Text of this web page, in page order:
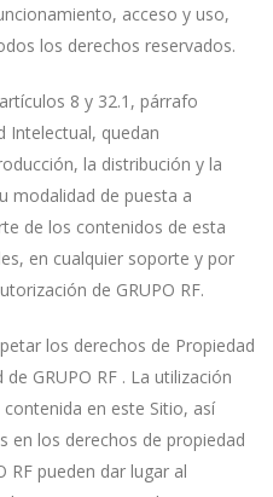
acceso y uso,
los derechos reservados.
8 y 32.1, párrafo
Intelectual, quedan
la distribución y la
modalidad de puesta a
de los contenidos de esta
en cualquier soporte y por
de GRUPO RF.
los derechos de Propiedad
GRUPO RF . La utilización
en este Sitio, así
en los derechos de propiedad
RF pueden dar lugar al